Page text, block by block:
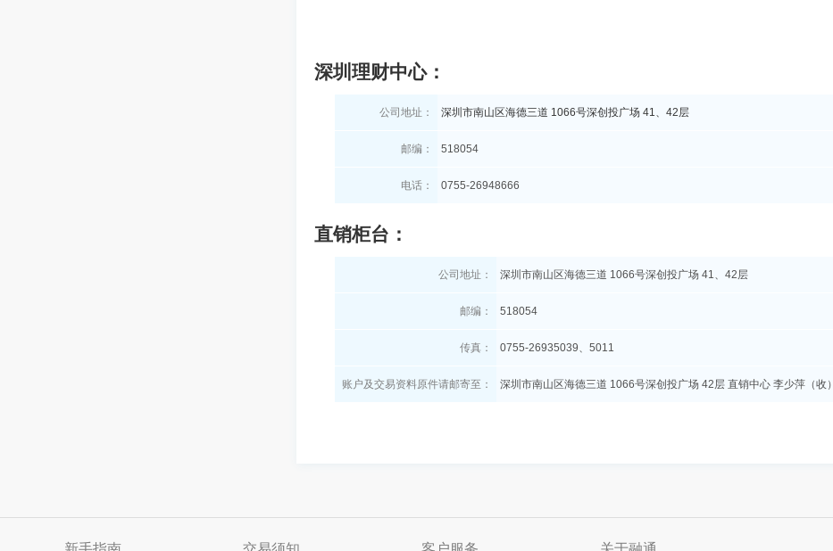
深圳理财中心：
公司地址： 深圳市南山区海德三道 1066号深创投广场 41、42层
邮编： 518054
电话： 0755-26948666
直销柜台：
公司地址： 深圳市南山区海德三道 1066号深创投广场 41、42层
邮编： 518054
传真： 0755-26935039、5011
账户及交易资料原件请邮寄至： 深圳市南山区海德三道 1066号深创投广场 42层 直销中心 李少萍（收）